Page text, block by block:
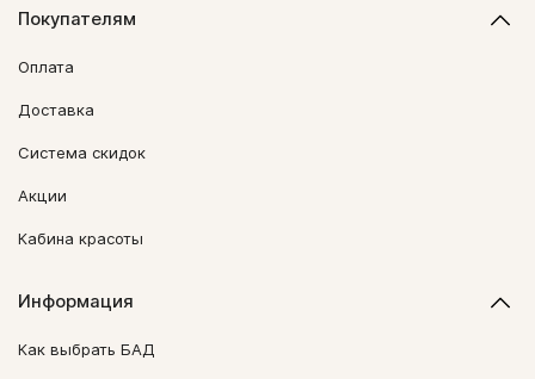
Покупателям
Оплата
Доставка
Система скидок
Акции
Кабина красоты
Информация
Как выбрать БАД